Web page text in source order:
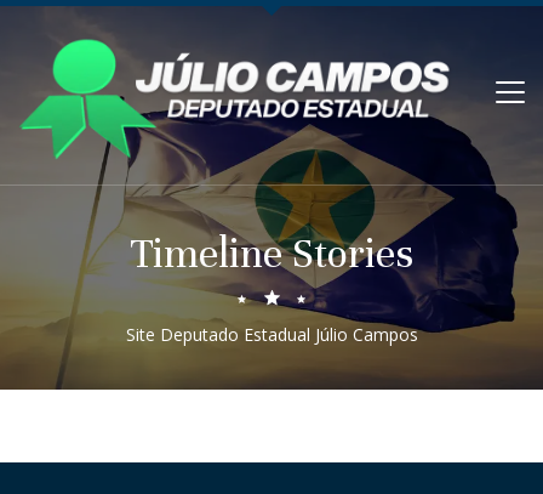
Timeline Stories
Site Deputado Estadual Júlio Campos